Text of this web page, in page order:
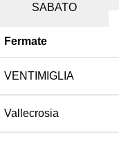
SABATO
Fermate
VENTIMIGLIA
Vallecrosia